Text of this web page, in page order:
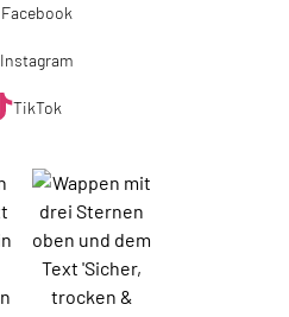
Facebook
Instagram
TikTok